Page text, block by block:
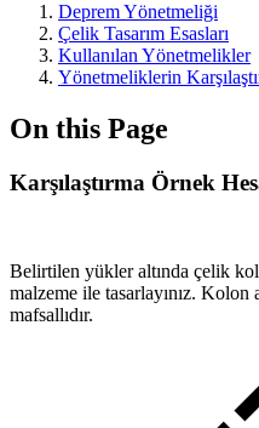
Deprem Yönetmeliği
Çelik Tasarım Esasları
Kullanılan Yönetmelikler
Yönetmeliklerin
On this Page
Karşılaştırma Örnek
Belirtilen yükler altında çelik
malzeme ile tasarlayınız. Kolon
mafsallıdır.